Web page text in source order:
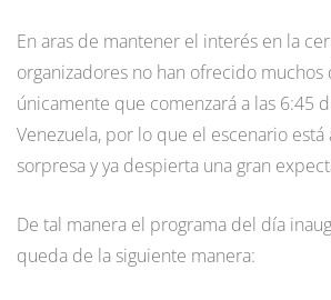
En aras de mantener el interés en la
organizadores no han ofrecido muchos
únicamente que comenzará a las 6:45
Venezuela, por lo que el escenario está
sorpresa y ya despierta una gran
De tal manera el programa del día
queda de la siguiente manera: